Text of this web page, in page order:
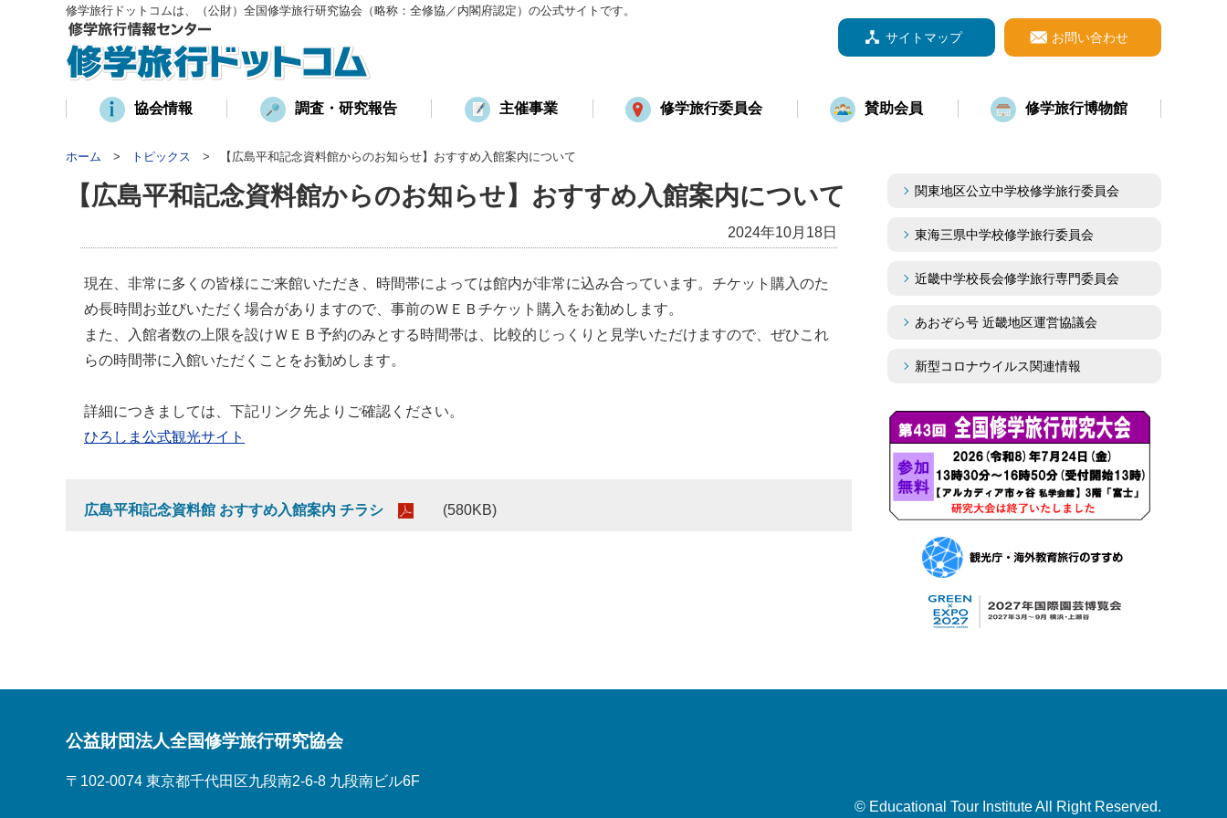
修学旅行ドットコムは、（公財）全国修学旅行研究協会（略称：全修協／内閣府認定）の公式サイトです。
協会情報 調査・研究報告 主催事業 修学旅行委員会 賛助会員 修学旅行博物館
サイトマップ お問い合わせ
ホーム トピックス 【広島平和記念資料館からのお知らせ】おすすめ入館案内について
【広島平和記念資料館からのお知らせ】おすすめ入館案内について
2024年10月18日
現在、非常に多くの皆様にご来館いただき、時間帯によっては館内が非常に込み合っています。チケット購入のた
め長時間お並びいただく場合がありますので、事前のＷＥＢチケット購入をお勧めします。
また、入館者数の上限を設けＷＥＢ予約のみとする時間帯は、比較的じっくりと見学いただけますので、ぜひこれ
らの時間帯に入館いただくことをお勧めします。
詳細につきましては、下記リンク先よりご確認ください。
ひろしま公式観光サイト
広島平和記念資料館 おすすめ入館案内 チラシ (580KB)
関東地区公立中学校修学旅行委員会
東海三県中学校修学旅行委員会
近畿中学校長会修学旅行専門委員会
あおぞら号 近畿地区運営協議会
新型コロナウイルス関連情報
公益財団法人全国修学旅行研究協会
〒102-0074 東京都千代田区九段南2-6-8 九段南ビル6F
© Educational Tour Institute All Right Reserved.